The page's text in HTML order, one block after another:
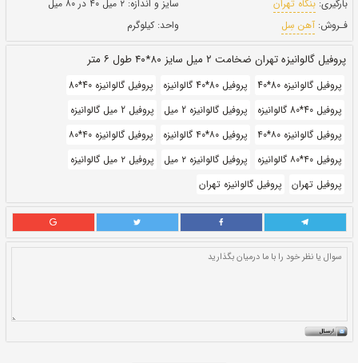
طول:
بروز رسانی: ۲۶ دی ۱۴۰۰
قيمت: 355,000ريال
سایز و اندازه:۲ میل ۴۰ در ۸۰ میل